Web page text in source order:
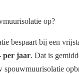
op?
bespaart bij een
per jaar. Dat is
spouwmuurisolatie